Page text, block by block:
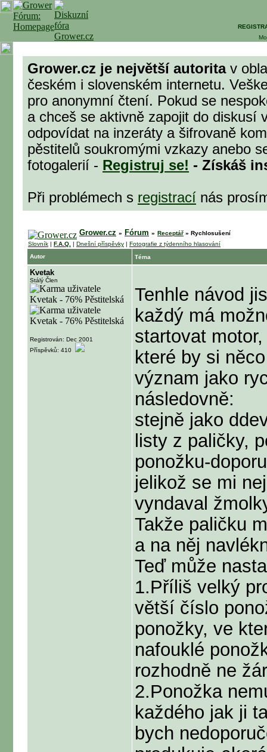
Grower.cz je největší autoritav
českém i slovenském internetu.
pro anonymní čtení. Pokud se
a chceš se aktivně zapojit do diskusí
odpovídat na inzeráty a šifrovaně
pěstitelů soukromými vzkazy anebo
fotogalerií - Registruj se! - Získáš
Při problémech s registrací nás
Grower.cz » Fórum » Receptář » Rychlosušení
Slovník | F.A.Q. | Dnešní příspěvky | Fotografie z týdenního hlasování
Autor
Téma
Kvetak
Stálý Člen
Registrován: Dec 2001
Příspěvků: 410
Tenhle návod
každý má
startovat
které by si
význam jako
následovně:
stejně jako
listy z paličky,
ponožku-
jelikož se mi
vyndaval
Takže paličku
a na něj
Teď může
1.Příliš velký
větší číslo
ponožky, ve
nafouklé
rozhodně ne
2.Ponožka
každého jak ji
bych